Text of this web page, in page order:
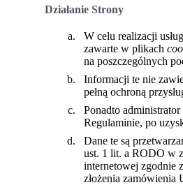
Działanie Strony
W celu realizacji
zawarte w plikach
na poszczególnych
Informacji te nie
pełną ochroną
Ponadto
Regulaminie, po
Dane te są
ust. 1 lit. a RODO w
internetowej zgodnie
złożenia zamówienia